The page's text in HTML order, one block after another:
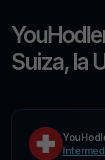
Suiza, la